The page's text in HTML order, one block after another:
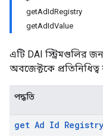
getAdIdRegistry
getAdIdValue
এটি DAI স্ট্রিমগুলির
অবজেক্টকে প্রতিনিধিত্ব
পদ্ধতি
get Ad Id Registry